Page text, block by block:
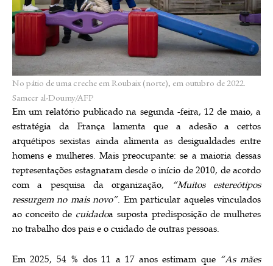
No pátio de uma creche em Roubaix (norte), em outubro de 2022.
Sameer al-Doumy/AFP
Em um relatório publicado na segunda -feira, 12 de maio, a
estratégia da França lamenta que a adesão a certos
arquétipos sexistas ainda alimenta as desigualdades entre
homens e mulheres. Mais preocupante: se a maioria dessas
representações estagnaram desde o início de 2010, de acordo
com a pesquisa da organização,
“Muitos estereótipos
ressurgem no mais novo”. Em particular aqueles vinculados
ao conceito de cuidadoa suposta predisposição de mulheres
no trabalho dos pais e o cuidado de outras pessoas.
Em 2025, 54 % dos 11 a 17 anos estimam que “As mães